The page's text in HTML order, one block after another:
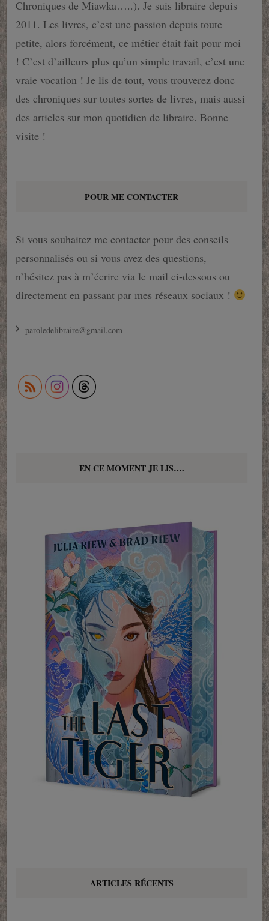
Chroniques de Miawka…..). Je suis libraire depuis
2011. Les livres, c’est une passion depuis toute
petite, alors forcément, ce métier était fait pour moi
! C’est d’ailleurs plus qu’un simple travail, c’est une
vraie vocation ! Je lis de tout, vous trouverez donc
des chroniques sur toutes sortes de livres, mais aussi
des articles sur mon quotidien de libraire. Bonne
visite !
POUR ME CONTACTER
Si vous souhaitez me contacter pour des conseils
personnalisés ou si vous avez des questions,
n’hésitez pas à m’écrire via le mail ci-dessous ou
directement en passant par mes réseaux sociaux !
paroledelibraire@gmail.com
EN CE MOMENT JE LIS….
ARTICLES RÉCENTS